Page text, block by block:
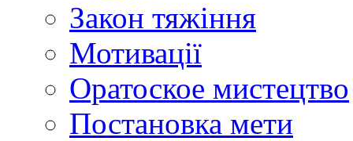
Закон тяжіння
Мотивації
Оратоское мистецтво
Постановка мети